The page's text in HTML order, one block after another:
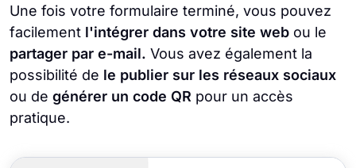
Une fois votre formulaire terminé, vous pouvez
facilement l'intégrer dans votre site web ou le
partager par e-mail. Vous avez également la
possibilité de le publier sur les réseaux sociaux
ou de générer un code QR pour un accès
pratique.